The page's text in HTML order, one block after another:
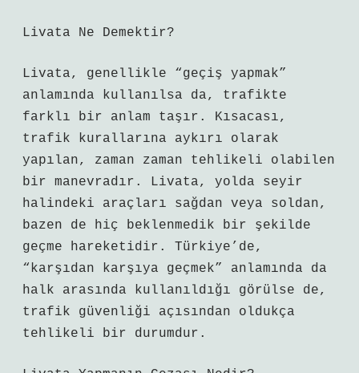
Livata Ne Demektir?
Livata, genellikle “geçiş yapmak”
anlamında kullanılsa da, trafikte
farklı bir anlam taşır. Kısacası,
trafik kurallarına aykırı olarak
yapılan, zaman zaman tehlikeli olabilen
bir manevradır. Livata, yolda seyir
halindeki araçları sağdan veya soldan,
bazen de hiç beklenmedik bir şekilde
geçme hareketidir. Türkiye’de,
“karşıdan karşıya geçmek” anlamında da
halk arasında kullanıldığı görülse de,
trafik güvenliği açısından oldukça
tehlikeli bir durumdur.